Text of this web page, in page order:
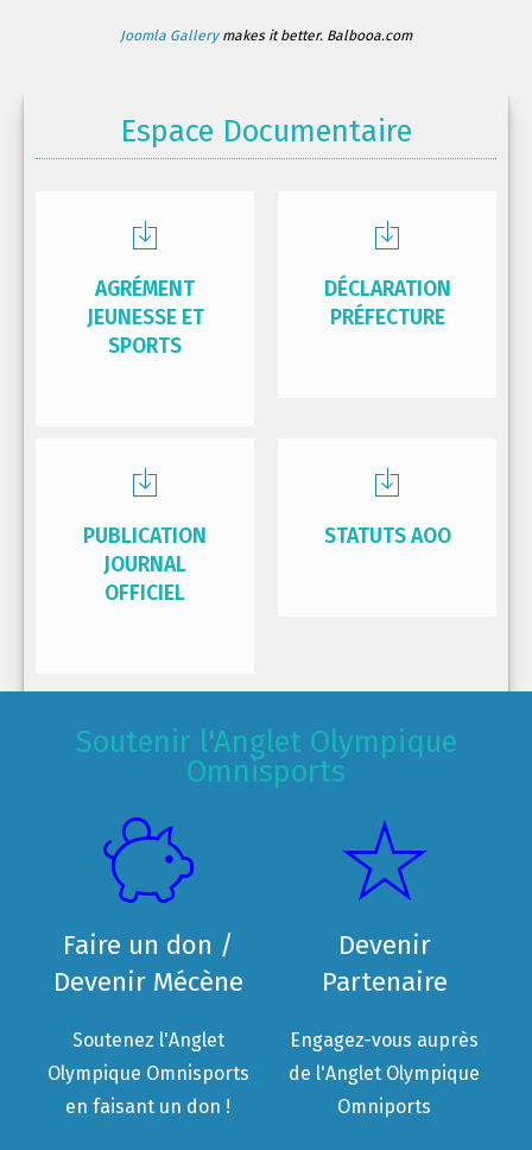
Joomla Gallerymakes it better. Balbooa.com
Espace Documentaire
AGRÉMENT
JEUNESSE ET
SPORTS
DÉCLARATION
PRÉFECTURE
PUBLICATION
JOURNAL
OFFICIEL
STATUTS AOO
Soutenir l'Anglet Olympique
Omnisports
Faire un don /
Devenir Mécène
Soutenez l'Anglet
Olympique Omnisports
en faisant un don !
Devenir
Partenaire
Engagez-vous auprès
de l'Anglet Olympique
Omniports